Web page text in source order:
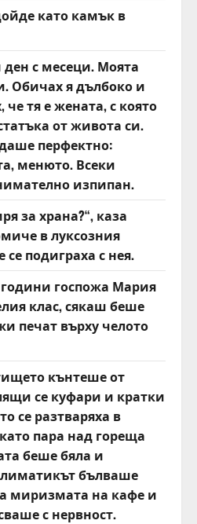
като камък в
ден с месеци. Моята
Обичах я дълбоко и
че тя е жената, с която
от живота си.
перфектно:
менюто. Всеки
изпипан.
за храна?“, каза
в луксозния
се подиграха с нея.
госпожа Мария
клас, сякаш беше
печат върху челото
кънтеше от
се куфари и кратки
се разтваряха в
пара над гореща
беше бяла и
бълваше
миризмата на кафе и
с нервност.